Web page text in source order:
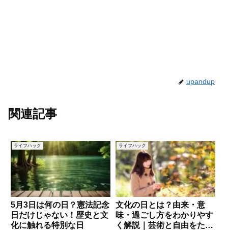
upandup
関連記事
ライフハック
5月3日は何の日？憲法記念
日だけじゃない！歴史と文
化に触れる特別な日
ライフハック
文化の日とは？由来・意
味・過ごし方をわかりやす
く解説｜芸術と自由をたた